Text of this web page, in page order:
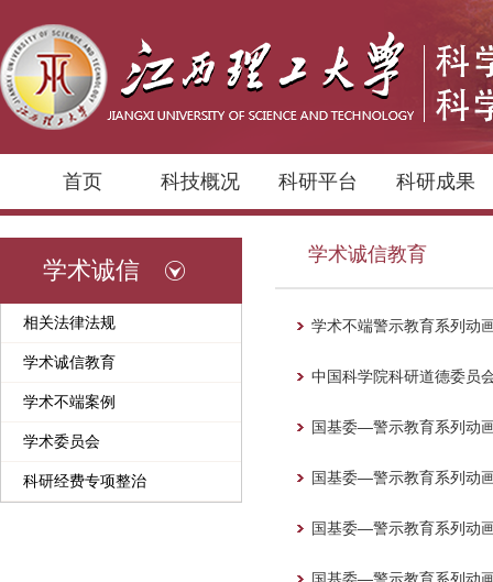
首页 科技概况 科研平台 科研成果
学术诚信
相关法律法规
学术诚信教育
学术不端案例
学术委员会
科研经费专项整治
学术诚信教育
学术不端警示教育系列动
中国科学院科研道德委员
国基委—警示教育系列动
国基委—警示教育系列动
国基委—警示教育系列动